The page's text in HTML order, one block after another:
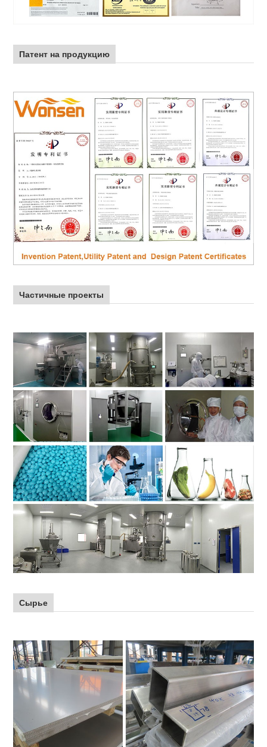
Патент на продукцию
Частичные проекты
Сырье